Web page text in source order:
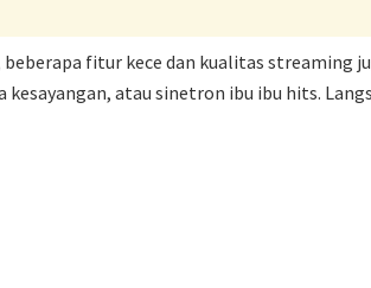
fitur kece dan kualitas streaming
atau sinetron ibu ibu hits.